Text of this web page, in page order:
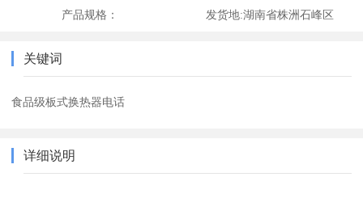
产品规格： 发货地:湖南省株洲石峰区
关键词
食品级板式换热器电话
详细说明